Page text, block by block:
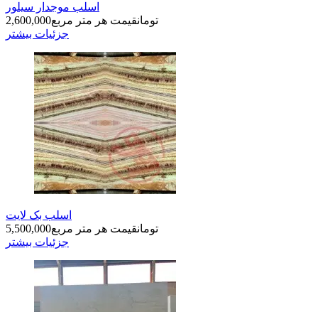
اسلب موجدار سیلور
2,600,000
تومانقیمت هر متر مربع
جزئیات بیشتر
اسلب بک لایت
5,500,000
تومانقیمت هر متر مربع
جزئیات بیشتر